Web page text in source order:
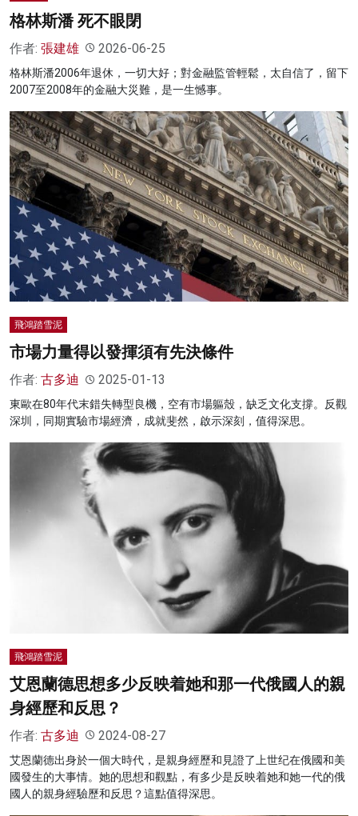
格林斯潘 死不眼閉
作者: 張建雄 2026-06-25
格林斯潘2006年退休，一切大好；對金融監管輕鬆，太自信了，留下
2007至2008年的金融大災難，是一生憾事。
飛鴻踏雪泥
市場力量得以發揮須有先決條件
作者: 古多迪 2025-01-13
東歐在80年代末錯失轉型良機，空有市場軀殼，缺乏文化支撐。反觀
深圳，同期實驗市場經濟，成就斐然，啟示深刻，值得深思。
飛鴻踏雪泥
艾恩蘭德思想多少反映着她和那一代俄國人的親
身經歷和反思？
作者: 古多迪 2024-08-27
艾恩蘭德出身於一個大時代，是親身經歷和見證了上世纪在俄國和美
國發生的大事情。她的思想和觀點，有多少是反映着她和她一代的俄
國人的親身經驗歷和反思？這點值得深思。